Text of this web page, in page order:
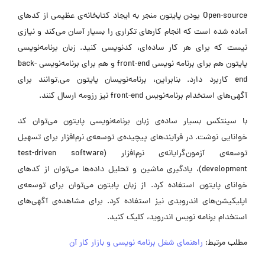
Open-source بودن پایتون منجر به ایجاد کتابخانه‌ی عظیمی از کدهای
آماده شده است که انجام کارهای تکراری را بسیار آسان می‌کند و نیازی
نیست که برای هر کار ساده‌ای، کدنویسی کنید. زبان برنامه‌نویسی
پایتون هم برای برنامه نویسی front-end و هم برای برنامه‌نویسی back-
end کاربرد دارد. بنابراین، برنامه‌نویسان پایتون می٬توانند برای
آگهی‌های استخدام برنامه‌نویس front-end نیز رزومه ارسال کنند.
با سینتکس بسیار ساده‌ی زبان برنامه‌نویسی پایتون می‌توان کد
خوانایی نوشت. در فرآیندهای پیچیده‌ی توسعه‌ی نرم‌افزار برای تسهیل
توسعه‌ی آزمون‌گرایانه‌ی نرم‌افزار (test-driven software
development)، یادگیری ماشین و تحلیل داده‌ها می‌توان از کدهای
خوانای پایتون استفاده کرد. از زبان پایتون می‌توان برای توسعه‌ی
اپلیکیشن‌های اندرویدی نیز استفاده کرد. برای مشاهده‌ی آگهی‌های
استخدام برنامه نویس اندروید، کلیک کنید.
مطلب مرتبط: راهنمای شغل برنامه نویسی و بازار کار آن